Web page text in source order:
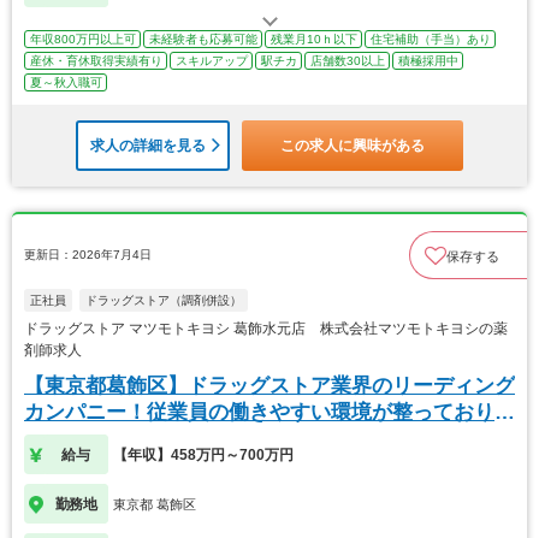
年収800万円以上可 未経験者も応募可能 残業月10ｈ以下
住宅補助（手当）あり
産休・育休取得実績有り
スキルアップ 駅チカ 店舗数30以上
積極採用中
夏～秋入職可
求人の詳細を見る この求人に興味がある
更新日：2026年7月4日 保存する
正社員 ドラッグストア（調剤併設）
ドラッグストア マツモトキヨシ 葛飾水元店 株式会社マツモトキヨシの薬
剤師求人
【東京都葛飾区】ドラッグストア業界のリーディング
カンパニー！従業員の働きやすい環境が整っておりま
す！
給与 【年収】458万円～700万円
勤務地 東京都 葛飾区